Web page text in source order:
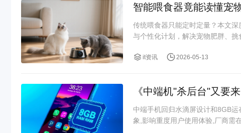
智能喂食器竟能读懂宠
传统喂食器只能定时定量？本文
与个性化计划，解决宠物肥胖、挑
it资讯 2026-05-13
《中端机"杀后台"又要
中端手机回归水滴屏设计和8GB
象,影响重度用户使用体验,厂商需